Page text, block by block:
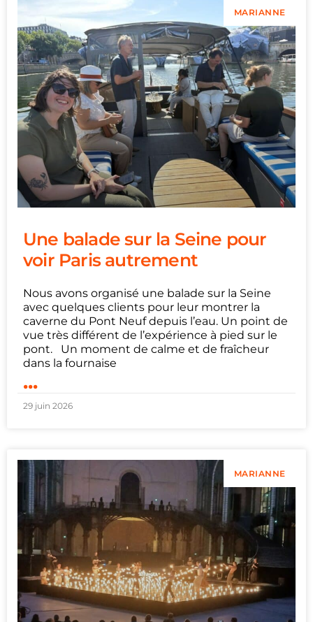
MARIANNE
Une balade sur la Seine pour
voir Paris autrement
Nous avons organisé une balade sur la Seine
avec quelques clients pour leur montrer la
caverne du Pont Neuf depuis l’eau. Un point de
vue très différent de l’expérience à pied sur le
pont. Un moment de calme et de fraîcheur
dans la fournaise
...
29 juin 2026
MARIANNE